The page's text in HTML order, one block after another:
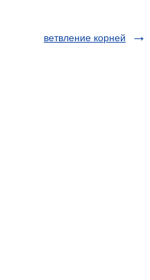
ветвление корней